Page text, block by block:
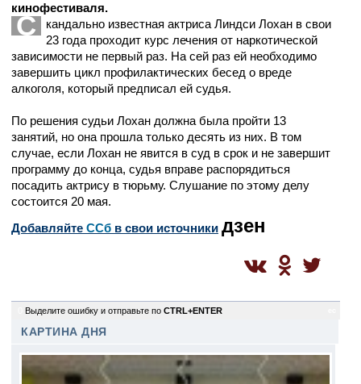
кинофестиваля.
С
кандально известная актриса Линдси Лохан в свои
23 года проходит курс лечения от наркотической
зависимости не первый раз. На сей раз ей необходимо
завершить цикл профилактических бесед о вреде
алкоголя, который предписал ей судья.
По решения судьи Лохан должна была пройти 13
занятий, но она прошла только десять из них. В том
случае, если Лохан не явится в суд в срок и не завершит
программу до конца, судья вправе распорядиться
посадить актрису в тюрьму. Слушание по этому делу
состоится 20 мая.
Добавляйте CСб в свои источники дзен
Выделите ошибку и отправьте по CTRL+ENTER
КАРТИНА ДНЯ